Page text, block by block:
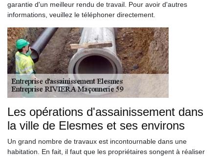
garantie d'un meilleur rendu de travail. Pour avoir d'autres
informations, veuillez le téléphoner directement.
Les opérations d'assainissement dans
la ville de Elesmes et ses environs
Un grand nombre de travaux est incontournable dans une
habitation. En fait, il faut que les propriétaires songent à réaliser